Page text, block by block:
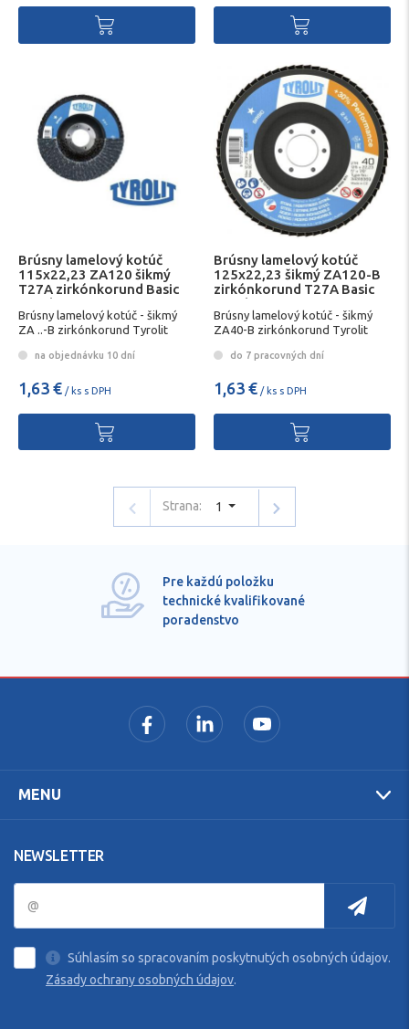
Brúsny lamelový kotúč
115x22,23 ZA120 šikmý
T27A zirkónkorund Basic
Tyrolit 2in1
Brúsny lamelový kotúč - šikmý
ZA ..-B zirkónkorund Tyrolit
na objednávku 10 dní
1,63 € / ks s DPH
Brúsny lamelový kotúč
125x22,23 šikmý ZA120-B
zirkónkorund T27A Basic
Tyrolit
Brúsny lamelový kotúč - šikmý
ZA40-B zirkónkorund Tyrolit
do 7 pracovných dní
1,63 € / ks s DPH
Strana: 1
Pre každú položku
technické kvalifikované
poradenstvo
MENU
NEWSLETTER
Súhlasím so spracovaním poskytnutých osobných údajov.
Zásady ochrany osobných údajov.